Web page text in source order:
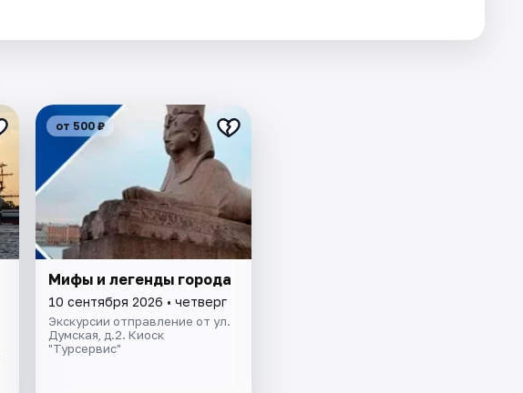
от 500 ₽
Мифы и легенды города
10 сентября 2026 • четверг
Экскурсии отправление от ул.
Думская, д.2. Киоск
"Турсервис"